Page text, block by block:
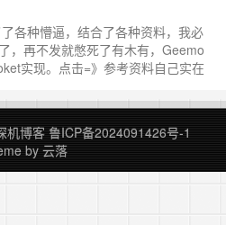
流的应用:先来一发，我写了个复制
的栗子。代码如下。(知乎…… 继续
各种懵逼，结合了各种资料，我必
，再不发就憋死了有木有，Geemo
实现。点击=》参考资料自己实在
大概了，在这记录下。 Geemo狗
继续阅读 »
机博客 鲁ICP备2024091426号-1
by 云落